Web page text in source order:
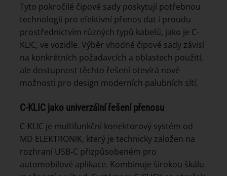
Tyto pokročilé čipové sady poskytují potřebnou
technologii pro efektivní přenos dat i proudu
prostřednictvím různých typů kabelů, jako je C-
KLIC, ve vozidle. Výběr vhodné čipové sady závisí
na konkrétních požadavcích a oblastech použití,
ale dostupnost těchto řešení otevírá nové
možnosti pro design moderních palubních sítí.
C-KLIC jako univerzální řešení přenosu
C-KLIC je multifunkční konektorový systém od
MD ELEKTRONIK, který je technicky založen na
rozhraní USB-C přizpůsobeném pro
automobilové aplikace. Kombinuje širokou škálu